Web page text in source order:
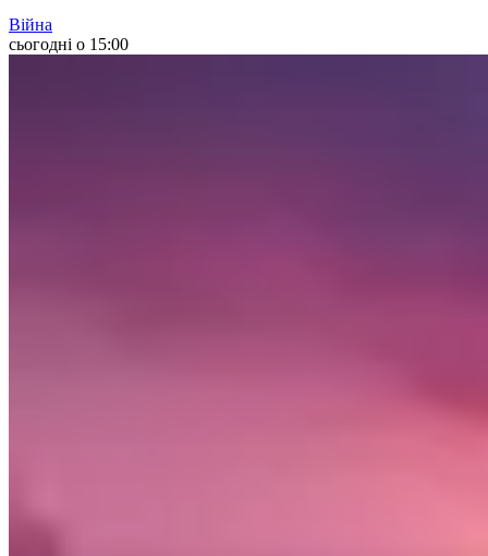
Війна
сьогодні о 15:00